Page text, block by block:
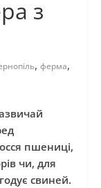
з
, ферма,
пшениці,
чи, для
свиней.